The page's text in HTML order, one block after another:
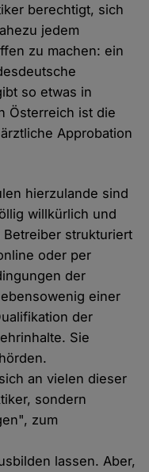
berechtigt, sich
jedem
zu machen: ein
so etwas in
Österreich ist die
Approbation
hierzulande sind
willkürlich und
strukturiert
oder per
der
einer
der
Sie
an vielen dieser
sondern
zum
lassen. Aber,